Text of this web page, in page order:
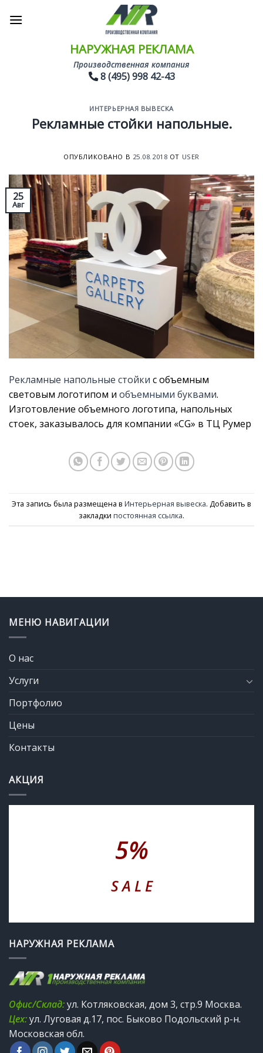
НАРУЖНАЯ РЕКЛАМА
Производственная компания
8 (495) 998 42-43
ИНТЕРЬЕРНАЯ ВЫВЕСКА
Рекламные стойки напольные.
ОПУБЛИКОВАНО В 25.08.2018 ОТ USER
25
Авг
Рекламные напольные стойки с объемным
световым логотипом и объемными буквами.
Изготовление объемного логотипа, напольных
стоек, заказывалось для компании «CG» в ТЦ Румер
Эта запись была размещена в Интерьерная вывеска. Добавить в
закладки постоянная ссылка.
МЕНЮ НАВИГАЦИИ
О нас
Услуги
Портфолио
Цены
Контакты
АКЦИЯ
5%
S A L E
НАРУЖНАЯ РЕКЛАМА
Офис/Склад:ул. Котляковская, дом 3, стр.9 Москва.
Цех:ул. Луговая д.17, пос. Быково Подольский р-н.
Московская обл.